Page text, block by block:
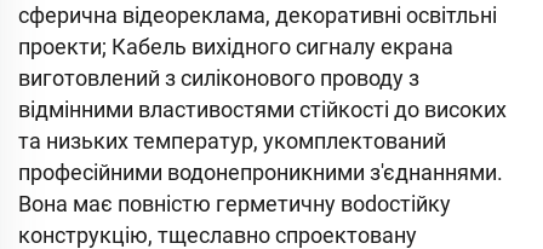
сферична відеореклама, декоративні освітльні
проекти; Кабель вихідного сигналу екрана
виготовлений з силіконового проводу з
відмінними властивостями стійкості до високих
та низьких температур, укомплектований
професійними водонепроникними з'єднаннями.
Вона має повністю герметичну вodостійку
конструкцію, тщеславно спроектовану